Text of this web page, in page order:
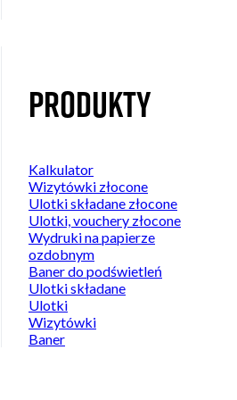
Produkty
Kalkulator
Wizytówki złocone
Ulotki składane złocone
Ulotki, vouchery złocone
Wydruki na papierze
ozdobnym
Baner do podświetleń
Ulotki składane
Ulotki
Wizytówki
Baner